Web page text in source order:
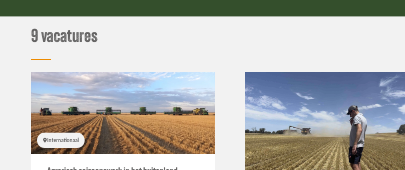
Over Jobs
nieuws
Open dag
On Tour
9 vacatures
Internationaal